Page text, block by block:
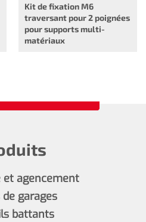
Kit de fixation M6
traversant pour 2 poignées
pour supports multi-
matériaux
et agencement
garages
battants